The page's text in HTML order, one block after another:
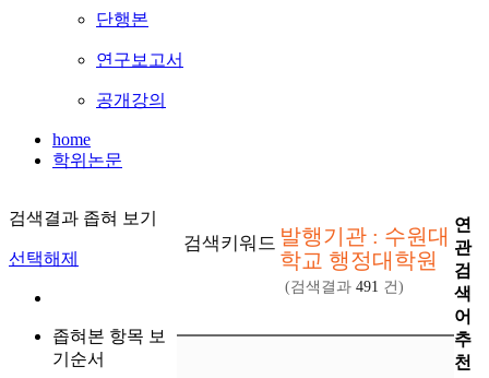
단행본
연구보고서
공개강의
home
학위논문
검색결과 좁혀 보기
선택해제
좁혀본 항목 보
기순서
검색키워드 발행기관 : 수원대
학교 행정대학원
(검색결과 491 건)
연
관
검
색
어
추
천